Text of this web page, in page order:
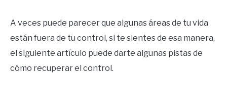
in
Éxito
A veces puede parecer que algunas áreas de tu vida
están fuera de tu control, si te sientes de esa manera,
el siguiente artículo puede darte algunas pistas de
cómo recuperar el control.